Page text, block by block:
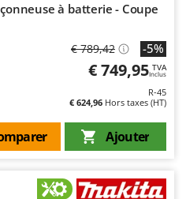
à batterie - Coupe
€ 789,42 -5%
€ 749,95 TVA
Inclus
R-45
€ 624,96 Hors taxes (HT)
Ajouter